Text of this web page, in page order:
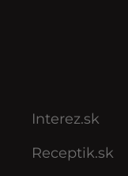
Interez.sk
Receptik.sk